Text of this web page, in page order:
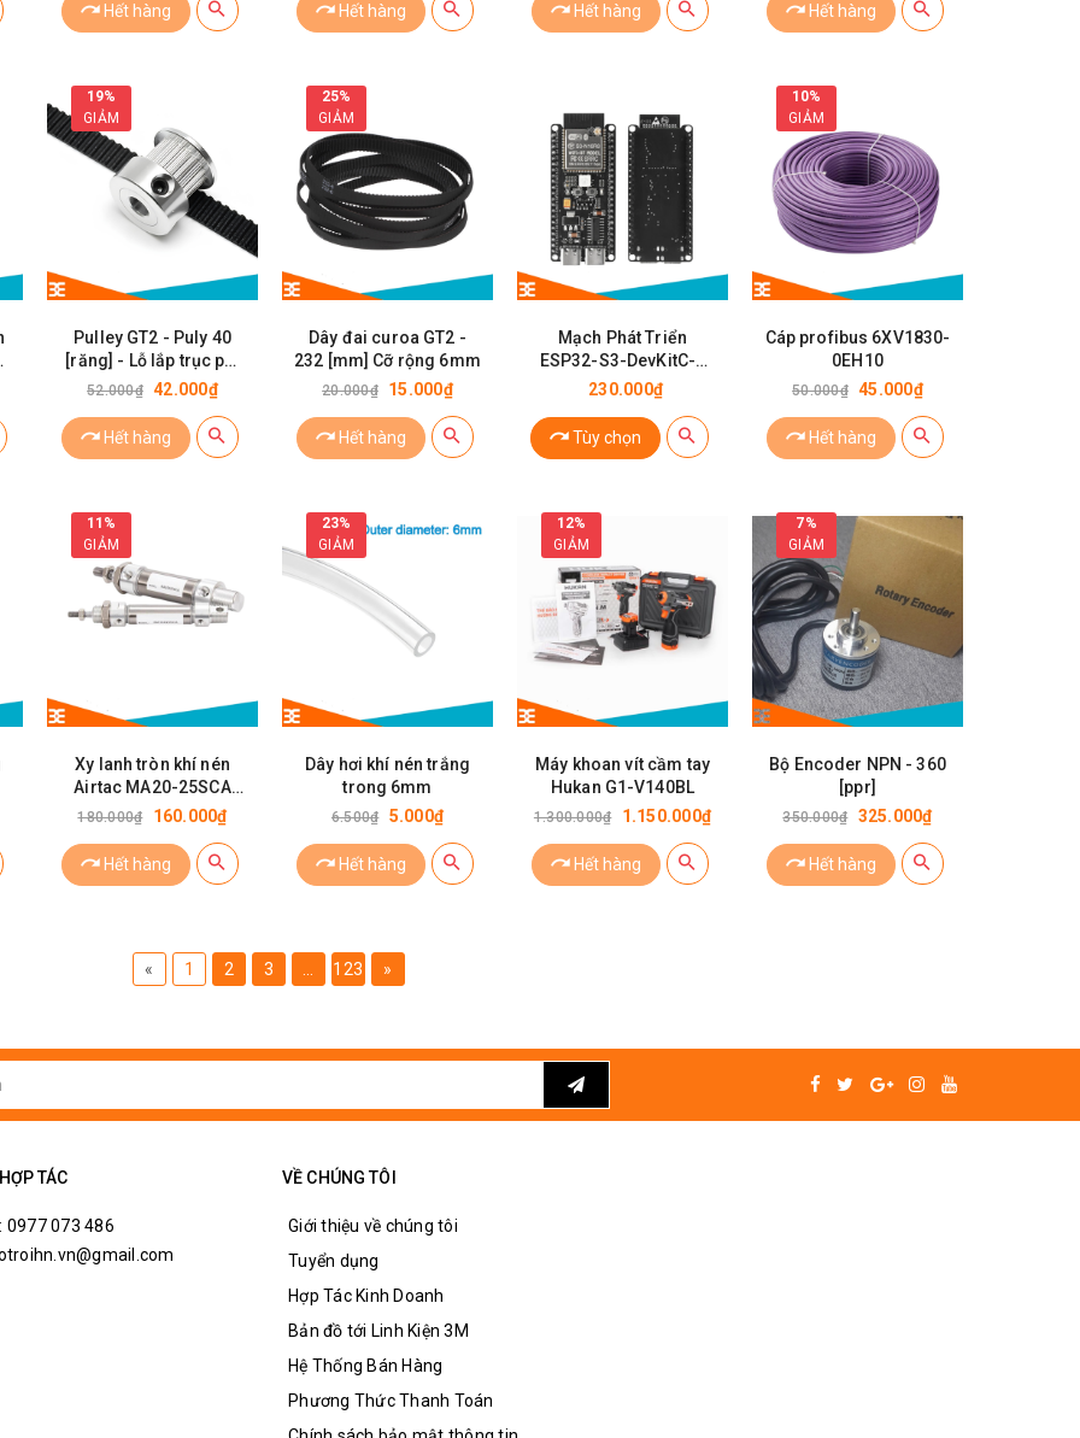
Hết hàng Hết hàng Hết hàng Hết hàng
19%
GIẢM
Pulley GT2 - Puly 40
[răng] - Lỗ lắp trục phi
12 [mm] cỡ đai rộng
52.000₫ 42.000₫
Hết hàng
25%
GIẢM
Dây đai curoa GT2 -
232 [mm] Cỡ rộng 6mm
20.000₫ 15.000₫
Hết hàng
Mạch Phát Triển
ESP32-S3-DevKitC-1
N16R8 Module Wifi,
ten IPEX/u.FL
230.000₫
Tùy chọn
10%
GIẢM
Cáp profibus 6XV1830-
0EH10
50.000₫ 45.000₫
Hết hàng
11%
GIẢM
Xy lanh tròn khí nén
Airtac MA20-25SCA
(MA20X25SCA)
180.000₫ 160.000₫
Hết hàng
23%
GIẢM
Dây hơi khí nén trắng
trong 6mm
6.500₫ 5.000₫
Hết hàng
12%
GIẢM
Máy khoan vít cầm tay
Hukan G1-V140BL
1.300.000₫ 1.150.000₫
Hết hàng
7%
GIẢM
Bộ Encoder NPN - 360
[ppr]
350.000₫ 325.000₫
Hết hàng
« 1 2 3 123 »
TÁC
0977 073 486
VỀ CHÚNG TÔI
Giới thiệu về chúng tôi
Tuyển dụng
Hợp Tác Kinh Doanh
Bản đồ tới Linh Kiện 3M
Hệ Thống Bán Hàng
Phương Thức Thanh Toán